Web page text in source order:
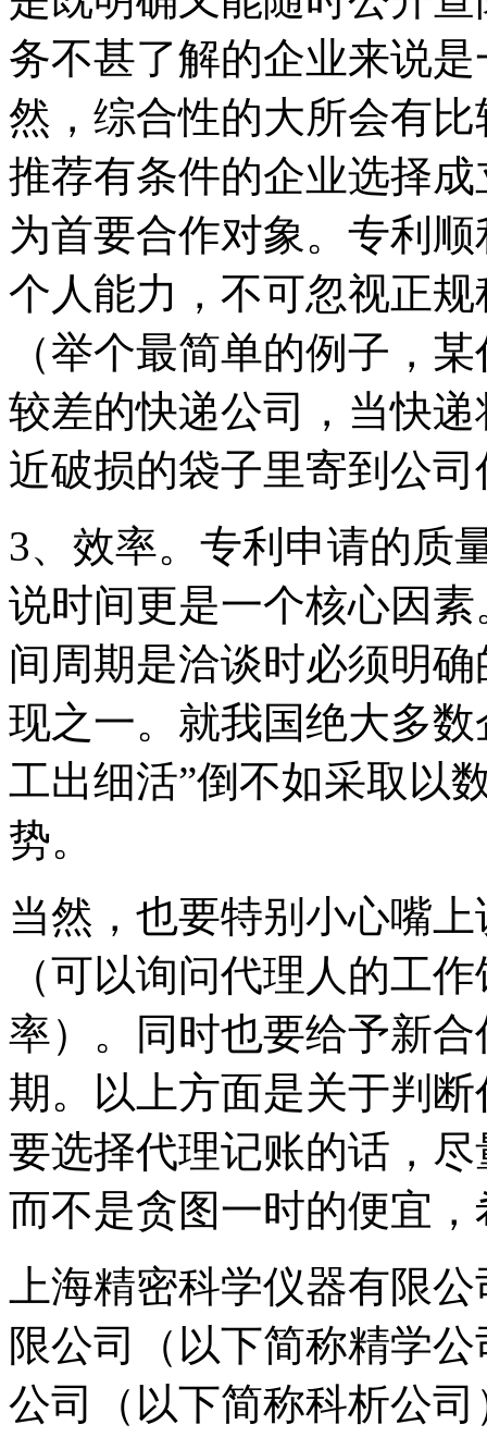
务不甚了解的企业来说
然，综合性的大所会有
推荐有条件的企业选择
为首要合作对象。专利
个人能力，不可忽视正
（举个最简单的例子，
较差的快递公司，当快
近破损的袋子里寄到公
3、效率。专利申请的质
说时间更是一个核心因
间周期是洽谈时必须明
现之一。就我国绝大多
工出细活”倒不如采取以
势。
当然，也要特别小心嘴
（可以询问代理人的工
率）。同时也要给予新
期。以上方面是关于判
要选择代理记账的话，
而不是贪图一时的便宜
上海精密科学仪器有限
限公司（以下简称精学
公司（以下简称科析公